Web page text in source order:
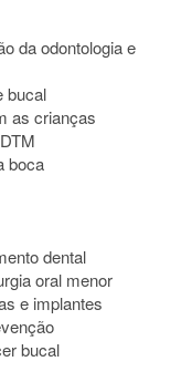
da odontologia e
bucal
as crianças
boca
dental
oral menor
e implantes
bucal